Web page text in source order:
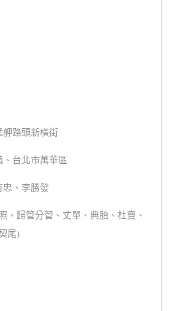
舺路頭新橫街
台北市萬華區
忠、李勝發
、歸管分管、丈單、典胎、杜賣、
尾)